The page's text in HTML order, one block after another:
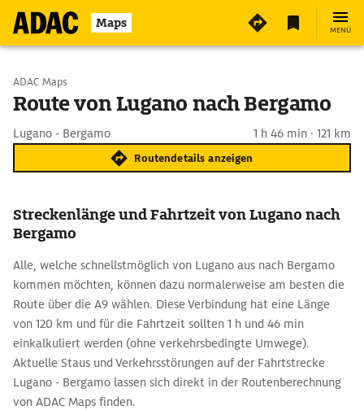
Maps MENÜ
Start wählen
ADAC Maps
Route von Lugano nach Bergamo
Lugano - Bergamo 1 h 46 min · 121 km
Routendetails anzeigen
Streckenlänge und Fahrtzeit von Lugano nach
Bergamo
Alle, welche schnellstmöglich von Lugano aus nach Bergamo
kommen möchten, können dazu normalerweise am besten die
Route über die A9 wählen. Diese Verbindung hat eine Länge
von 120 km und für die Fahrtzeit sollten 1 h und 46 min
einkalkuliert werden (ohne verkehrsbedingte Umwege).
Aktuelle Staus und Verkehrsstörungen auf der Fahrtstrecke
Lugano - Bergamo lassen sich direkt in der Routenberechnung
von ADAC Maps finden.